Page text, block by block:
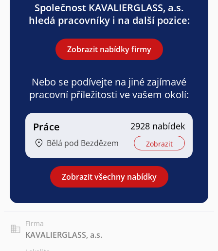
Společnost KAVALIERGLASS, a.s.
hledá pracovníky i na další pozice:
Zobrazit nabídky firmy
Nebo se podívejte na jiné zajímavé
pracovní příležitosti ve vašem okolí:
Práce
Bělá pod Bezdězem
2928 nabídek
Zobrazit
Zobrazit všechny nabídky
Firma
KAVALIERGLASS, a.s.